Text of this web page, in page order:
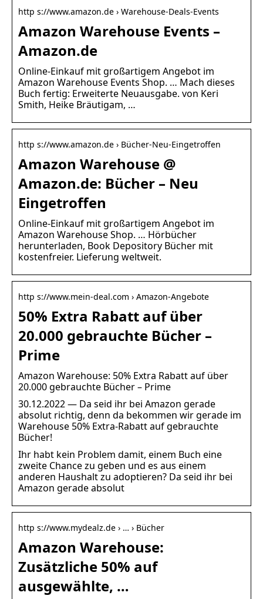
http s://www.amazon.de › Warehouse-Deals-Events
Amazon Warehouse Events –
Amazon.de
Online-Einkauf mit großartigem Angebot im
Amazon Warehouse Events Shop. … Mach dieses
Buch fertig: Erweiterte Neuausgabe. von Keri
Smith, Heike Bräutigam, …
http s://www.amazon.de › Bücher-Neu-Eingetroffen
Amazon Warehouse @
Amazon.de: Bücher – Neu
Eingetroffen
Online-Einkauf mit großartigem Angebot im
Amazon Warehouse Shop. … Hörbücher
herunterladen, Book Depository Bücher mit
kostenfreier. Lieferung weltweit.
http s://www.mein-deal.com › Amazon-Angebote
50% Extra Rabatt auf über
20.000 gebrauchte Bücher –
Prime
Amazon Warehouse: 50% Extra Rabatt auf über
20.000 gebrauchte Bücher – Prime
30.12.2022 — Da seid ihr bei Amazon gerade
absolut richtig, denn da bekommen wir gerade im
Warehouse 50% Extra-Rabatt auf gebrauchte
Bücher!
Ihr habt kein Problem damit, einem Buch eine
zweite Chance zu geben und es aus einem
anderen Haushalt zu adoptieren? Da seid ihr bei
Amazon gerade absolut
http s://www.mydealz.de › … › Bücher
Amazon Warehouse:
Zusätzliche 50% auf
ausgewählte, …